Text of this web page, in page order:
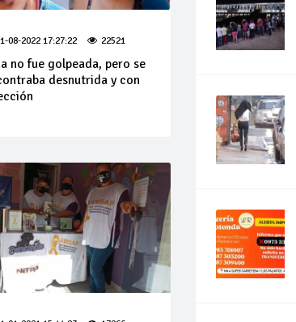
08-2022 17:27:22 22521
no fue golpeada, pero se
desnutrida y con